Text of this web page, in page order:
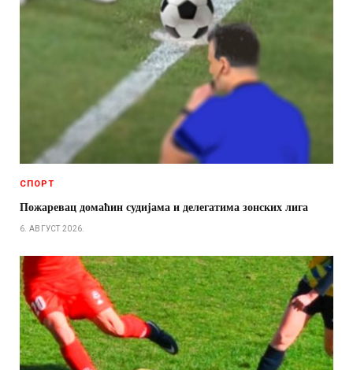
СПОРТ
Пожаревац домаћин судијама и делегатима зонских лига
6. АВГУСТ 2026.